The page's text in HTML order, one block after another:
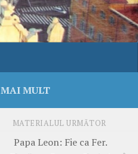
MAI MULT
MATERIALUL URMĂTOR
Papa Leon: Fie ca Fer.